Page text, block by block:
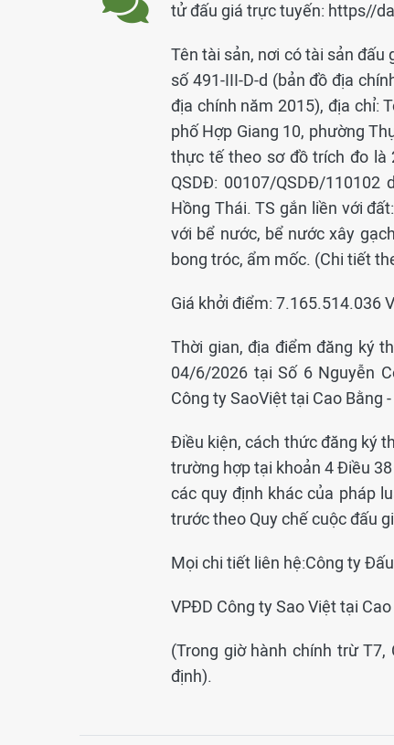
tử đấu giá trực tuyến: https//
Tên tài sản, nơi có tài sản đấu
số 491-III-D-d (bản đồ địa
địa chính năm 2015), địa chỉ:
phố Hợp Giang 10, phường
thực tế theo sơ đồ trích đo là
QSDĐ: 00107/QSDĐ/
Hồng Thái. TS gắn liền với
với bể nước, bể nước xây
bong tróc, ẩm mốc. (Chi tiết
Giá khởi điểm: 7.165.514.036
Thời gian, địa điểm đăng ký
04/6/2026 tại Số 6 Nguyễn
Công ty SaoViệt tại Cao Bằng
Điều kiện, cách thức đăng ký
trường hợp tại khoản 4 Điều
các quy định khác của pháp
trước theo Quy chế cuộc đấu
Mọi chi tiết liên hệ:Công ty
VPĐD Công ty Sao Việt tại
(Trong giờ hành chính trừ
định).